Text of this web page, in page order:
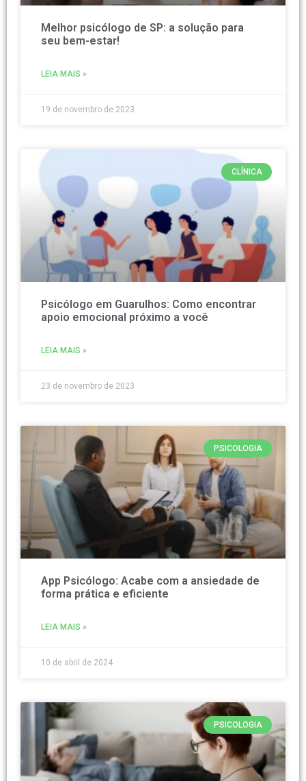
Melhor psicólogo de SP: a solução para
seu bem-estar!
LEIA MAIS »
19 de novembro de 2023
CLÍNICA
Psicólogo em Guarulhos: Como encontrar
apoio emocional próximo a você
LEIA MAIS »
23 de novembro de 2023
PSICOLOGIA
App Psicólogo: Acabe com a ansiedade de
forma prática e eficiente
LEIA MAIS »
10 de abril de 2024
PSICOLOGIA